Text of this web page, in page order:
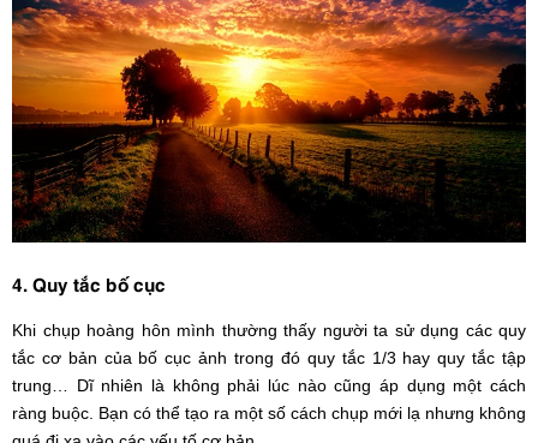
4. Quy tắc bố cục
Khi chụp hoàng hôn mình thường thấy người ta sử dụng các quy
tắc cơ bản của bố cục ảnh trong đó quy tắc 1/3 hay quy tắc tập
trung… Dĩ nhiên là không phải lúc nào cũng áp dụng một cách
ràng buộc. Bạn có thể tạo ra một số cách chụp mới lạ nhưng không